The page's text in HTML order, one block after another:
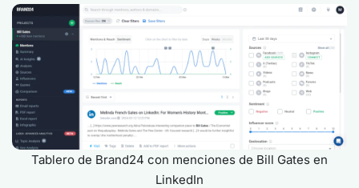
Tablero de Brand24 con menciones de Bill Gates en
LinkedIn